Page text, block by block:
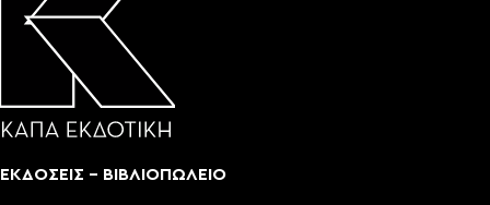
ΕΚΔΟΣΕΙΣ - ΒΙΒΛΙΟΠΩΛΕΙΟ